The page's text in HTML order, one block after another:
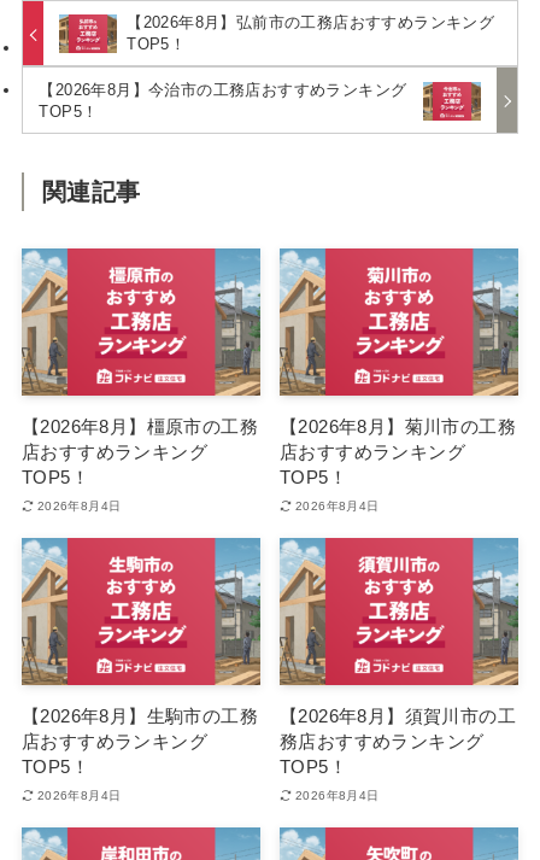
【2026年8月】弘前市の工務店おすすめランキング
TOP5！
【2026年8月】今治市の工務店おすすめランキング
TOP5！
関連記事
【2026年8月】橿原市の工務
店おすすめランキング
TOP5！
2026年8月4日
【2026年8月】菊川市の工務
店おすすめランキング
TOP5！
2026年8月4日
【2026年8月】生駒市の工務
店おすすめランキング
TOP5！
2026年8月4日
【2026年8月】須賀川市の工
務店おすすめランキング
TOP5！
2026年8月4日